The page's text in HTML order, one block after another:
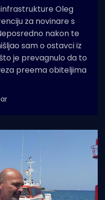
Oleg
za novinare s
nakon te
sam o ostavci iz
je prevagnulo da to
preema obiteljima